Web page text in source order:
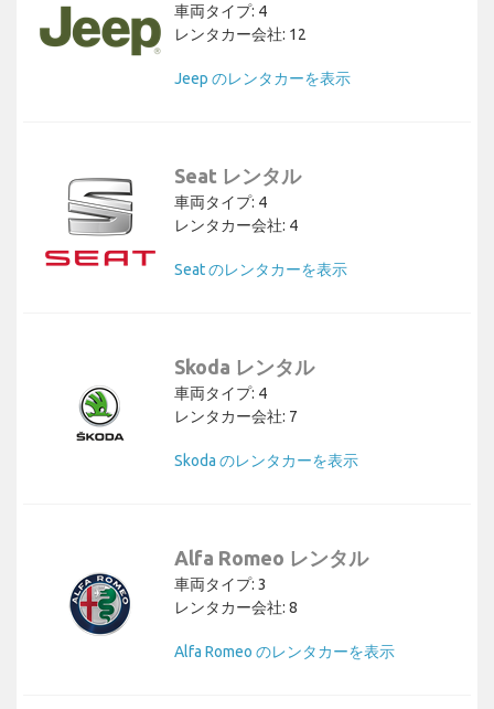
車両タイプ: 4
レンタカー会社: 12
Jeep のレンタカーを表示
Seat レンタル
車両タイプ: 4
レンタカー会社: 4
Seat のレンタカーを表示
Skoda レンタル
車両タイプ: 4
レンタカー会社: 7
Skoda のレンタカーを表示
Alfa Romeo レンタル
車両タイプ: 3
レンタカー会社: 8
Alfa Romeo のレンタカーを表示